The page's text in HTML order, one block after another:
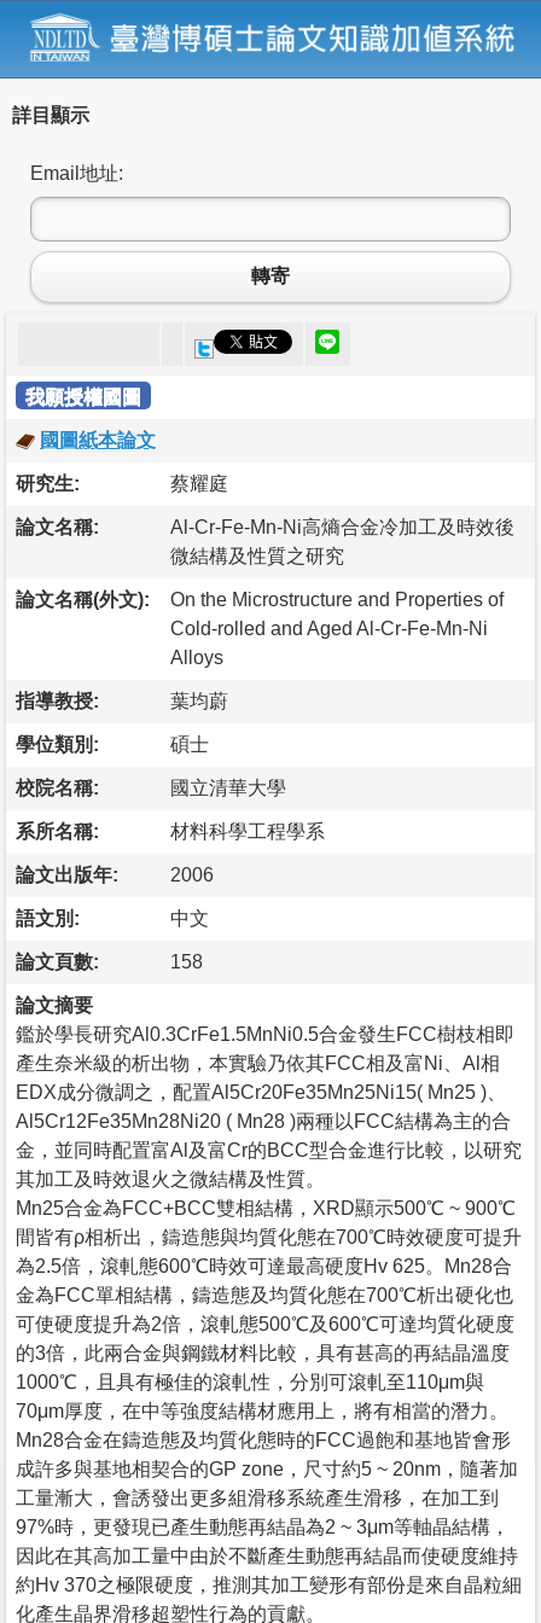
詳目顯示
Email地址:
轉寄
我願授權國圖
國圖紙本論文
研究生: 蔡耀庭
論文名稱:
Al-Cr-Fe-Mn-Ni高熵合金冷加工及時效後
微結構及性質之研究
論文名稱(外文):
On the Microstructure and Properties of
Cold-rolled and Aged Al-Cr-Fe-Mn-Ni
Alloys
指導教授: 葉均蔚
學位類別: 碩士
校院名稱: 國立清華大學
系所名稱: 材料科學工程學系
論文出版年: 2006
語文別: 中文
論文頁數: 158
論文摘要
鑑於學長研究Al0.3CrFe1.5MnNi0.5合金發生FCC樹枝相即
產生奈米級的析出物，本實驗乃依其FCC相及富Ni、Al相
EDX成分微調之，配置Al5Cr20Fe35Mn25Ni15( Mn25 )、
Al5Cr12Fe35Mn28Ni20 ( Mn28 )兩種以FCC結構為主的合
金，並同時配置富Al及富Cr的BCC型合金進行比較，以研究
其加工及時效退火之微結構及性質。
Mn25合金為FCC+BCC雙相結構，XRD顯示500℃ ~ 900℃
間皆有ρ相析出，鑄造態與均質化態在700℃時效硬度可提升
為2.5倍，滾軋態600℃時效可達最高硬度Hv 625。Mn28合
金為FCC單相結構，鑄造態及均質化態在700℃析出硬化也
可使硬度提升為2倍，滾軋態500℃及600℃可達均質化硬度
的3倍，此兩合金與鋼鐵材料比較，具有甚高的再結晶溫度
1000℃，且具有極佳的滾軋性，分別可滾軋至110μm與
70μm厚度，在中等強度結構材應用上，將有相當的潛力。
Mn28合金在鑄造態及均質化態時的FCC過飽和基地皆會形
成許多與基地相契合的GP zone，尺寸約5 ~ 20nm，隨著加
工量漸大，會誘發出更多組滑移系統產生滑移，在加工到
97%時，更發現已產生動態再結晶為2 ~ 3μm等軸晶結構，
因此在其高加工量中由於不斷產生動態再結晶而使硬度維持
約Hv 370之極限硬度，推測其加工變形有部份是來自晶粒細
化產生晶界滑移超塑性行為的貢獻。